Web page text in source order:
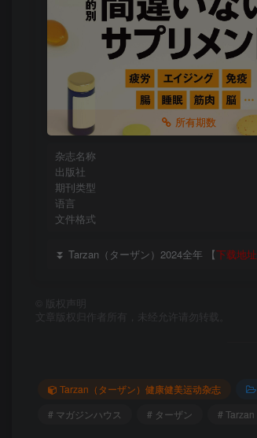
所有期数
杂志名称
出版社
期刊类型
语言
文件格式
⏬ Tarzan（ターザン）2024全年 【下载地址
版权声明
文章版权归作者所有，未经允许请勿转载。
Tarzan（ターザン）健康健美运动杂志
# マガジンハウス
# ターザン # Tarzan